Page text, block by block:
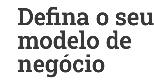
Defina o seu
modelo de
negócio​